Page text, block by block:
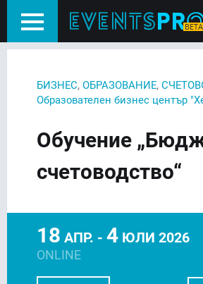
БИЗНЕС, ОБРАЗОВАНИЕ,
Образователен бизнес център
Обучение
счетоводство“
18 АПР. - 4 ЮЛИ 2026
ONLINE